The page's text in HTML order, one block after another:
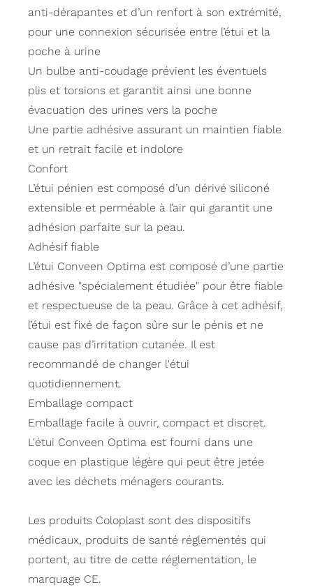
anti-dérapantes et d’un renfort à son extrémité,
pour une connexion sécurisée entre l’étui et la
poche à urine
Un bulbe anti-coudage prévient les éventuels
plis et torsions et garantit ainsi une bonne
évacuation des urines vers la poche
Une partie adhésive assurant un maintien fiable
et un retrait facile et indolore
Confort
L’étui pénien est composé d’un dérivé siliconé
extensible et perméable à l’air qui garantit une
adhésion parfaite sur la peau.
Adhésif fiable
L’étui Conveen Optima est composé d’une partie
adhésive "spécialement étudiée" pour être fiable
et respectueuse de la peau. Grâce à cet adhésif,
l’étui est fixé de façon sûre sur le pénis et ne
cause pas d’irritation cutanée. Il est
recommandé de changer l'étui
quotidiennement.
Emballage compact
Emballage facile à ouvrir, compact et discret.
L'étui Conveen Optima est fourni dans une
coque en plastique légère qui peut être jetée
avec les déchets ménagers courants.
Les produits Coloplast sont des dispositifs
médicaux, produits de santé réglementés qui
portent, au titre de cette réglementation, le
marquage CE.